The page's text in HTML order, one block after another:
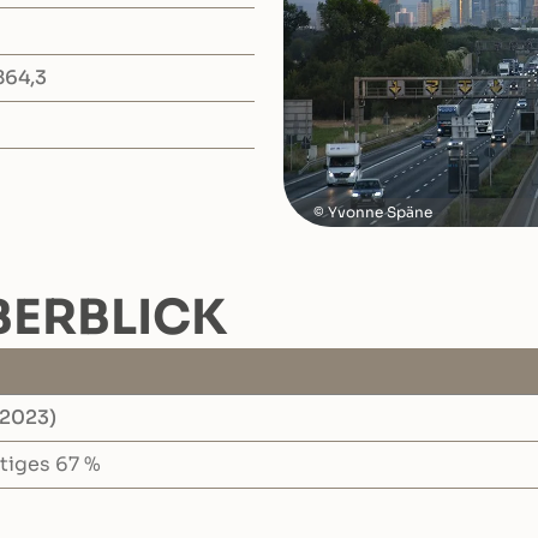
Yvonne Späne
67 %